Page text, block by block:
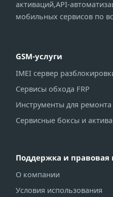
активаций,API-
мобильных сервисов по
GSM-услуги
IMEI сервер
Сервисы обхода FRP
Инструменты для
Сервисные боксы и
Поддержка и
О компании
Условия использования